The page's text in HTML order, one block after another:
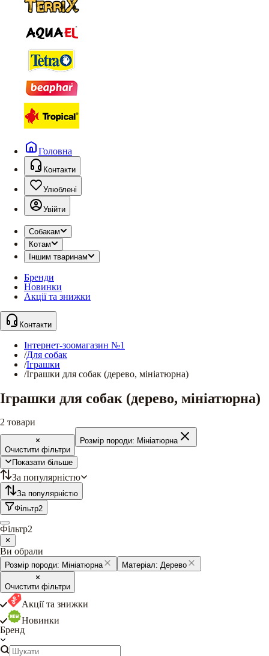
Головна
Контакти
Улюблені
Увійти
Собакам
Котам
Іншим тваринам
Бренди
Новинки
Акції та знижки
Контакти
Інтернет-зоомагазин №1
/Для собак
/Іграшки
/Іграшки для собак (дерево, мініатюрна)
Іграшки для собак (дерево, мініатюрна)
2 товари
Очистити фільтри
Розмір породи: Мініатюрна
Показати більше
За популярністю
За популярністю
Фільтр2
Фільтр2
Ви обрали
Розмір породи: Мініатюрна Матеріал: Дерево
Очистити фільтри
Акції та знижки
Новинки
Бренд